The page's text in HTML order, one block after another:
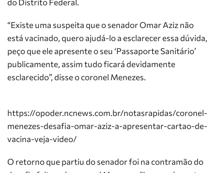
do Distrito Federal.
“Existe uma suspeita que o senador Omar Aziz não
está vacinado, quero ajudá-lo a esclarecer essa dúvida,
peço que ele apresente o seu ‘Passaporte Sanitário’
publicamente, assim tudo ficará devidamente
esclarecido”, disse o coronel Menezes.
https://opoder.ncnews.com.br/notasrapidas/coronel-
menezes-desafia-omar-aziz-a-apresentar-cartao-de-
vacina-veja-video/
O retorno que partiu do senador foi na contramão do